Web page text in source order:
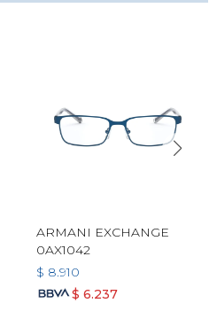
ARMANI EXCHANGE
0AX1042
$ 8.910
$ 6.237